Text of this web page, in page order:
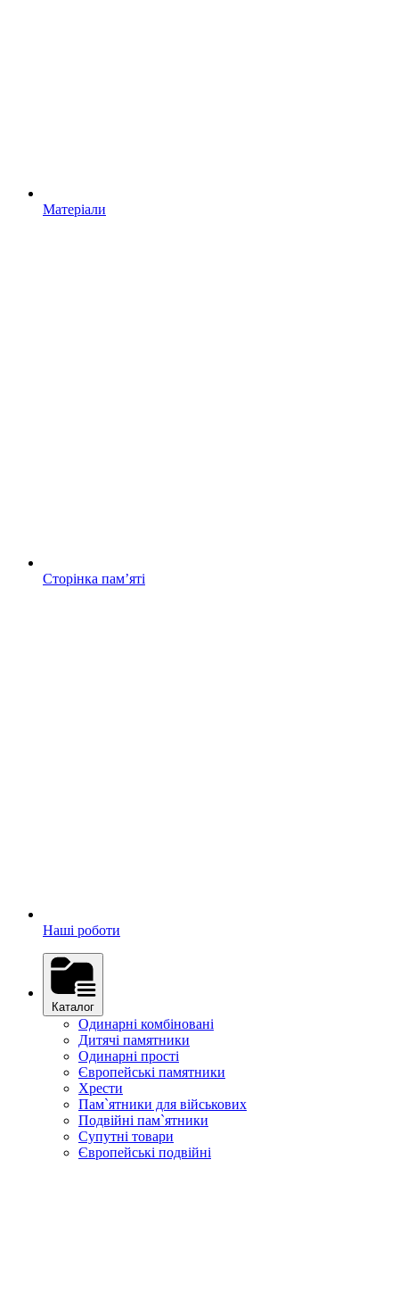
Матеріали
Сторінка памʼяті
Наші роботи
Каталог
Одинарні комбіновані
Дитячі памятники
Одинарні прості
Європейські памятники
Хрести
Пам`ятники для військових
Подвійні пам`ятники
Супутні товари
Європейські подвійні